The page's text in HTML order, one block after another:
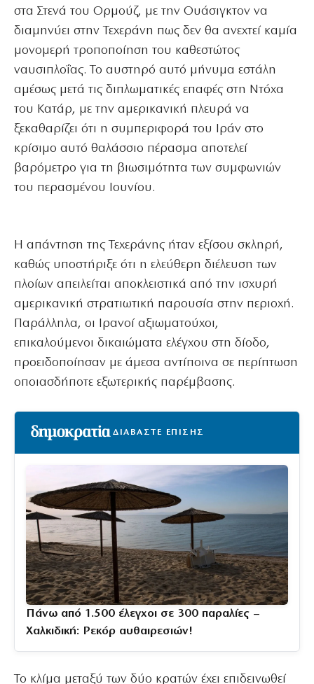
στα Στενά του Ορμούζ, με την Ουάσιγκτον να
διαμηνύει στην Τεχεράνη πως δεν θα ανεχτεί καμία
μονομερή τροποποίηση του καθεστώτος
ναυσιπλοΐας. Το αυστηρό αυτό μήνυμα εστάλη
αμέσως μετά τις διπλωματικές επαφές στη Ντόχα
του Κατάρ, με την αμερικανική πλευρά να
ξεκαθαρίζει ότι η συμπεριφορά του Ιράν στο
κρίσιμο αυτό θαλάσσιο πέρασμα αποτελεί
βαρόμετρο για τη βιωσιμότητα των συμφωνιών
του περασμένου Ιουνίου.
Η απάντηση της Τεχεράνης ήταν εξίσου σκληρή,
καθώς υποστήριξε ότι η ελεύθερη διέλευση των
πλοίων απειλείται αποκλειστικά από την ισχυρή
αμερικανική στρατιωτική παρουσία στην περιοχή.
Παράλληλα, οι Ιρανοί αξιωματούχοι,
επικαλούμενοι δικαιώματα ελέγχου στη δίοδο,
προειδοποίησαν με άμεσα αντίποινα σε περίπτωση
οποιασδήποτε εξωτερικής παρέμβασης.
ΔΙΑΒΑΣΤΕ ΕΠΙΣΗΣ
Πάνω από 1.500 έλεγχοι σε 300 παραλίες –
Χαλκιδική: Ρεκόρ αυθαιρεσιών!
Το κλίμα μεταξύ των δύο κρατών έχει επιδεινωθεί